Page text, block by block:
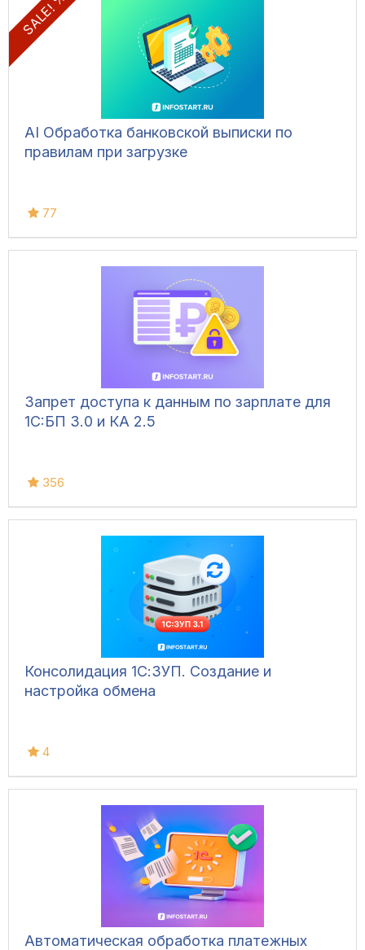
SALE! %
AI Обработка банковской выписки по
правилам при загрузке
77
Запрет доступа к данным по зарплате для
1C:БП 3.0 и КА 2.5
356
Консолидация 1С:ЗУП. Создание и
настройка обмена
4
Автоматическая обработка платежных